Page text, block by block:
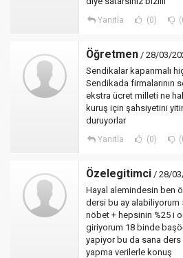
Yanıtla (0)
Öğretmen / 28/03/
Sendikalar kapanmalı
Sendikada firmalarının
ekstra ücret milleti ne
kuruş için şahsiyetini
duruyorlar
Yanıtla (0)
Özelegitimci / 28/
Hayal alemindesin ben
dersi bu ay alabiliyorum
nöbet + hepsinin %25 i
giriyorum 18 binde
yapiyor bu da sana
yapma verilerle konuş